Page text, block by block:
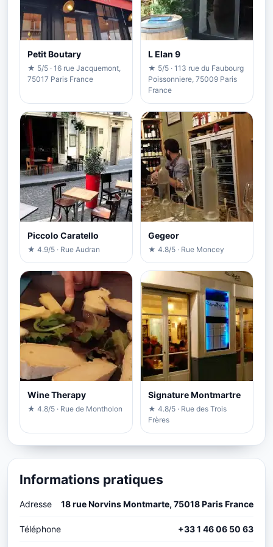
Petit Boutary
★ 5/5 · 16 rue Jacquemont,
75017 Paris France
L Elan 9
★ 5/5 · 113 rue du Faubourg
Poissonniere, 75009 Paris
France
Piccolo Caratello
★ 4.9/5 · Rue Audran
Gegeor
★ 4.8/5 · Rue Moncey
Wine Therapy
★ 4.8/5 · Rue de Montholon
Signature Montmartre
★ 4.8/5 · Rue des Trois
Frères
Informations pratiques
Adresse 18 rue Norvins Montmarte, 75018 Paris France
Téléphone +33 1 46 06 50 63